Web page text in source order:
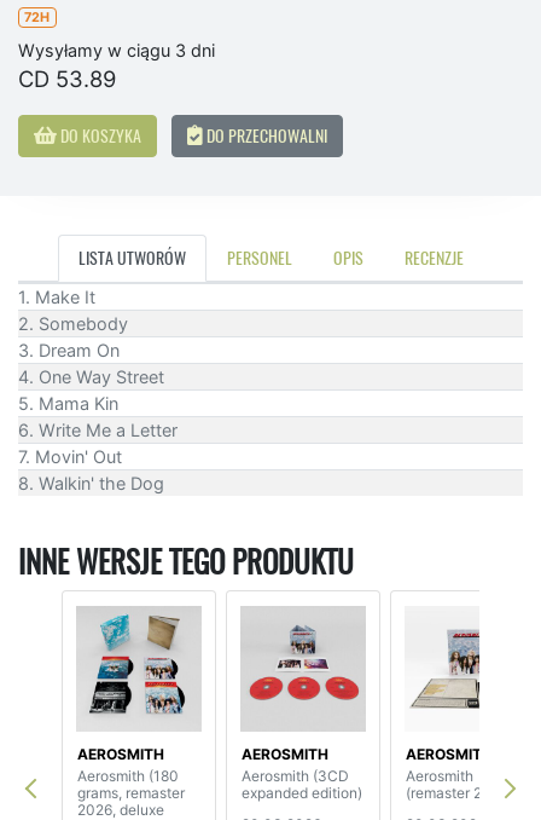
72H
Wysyłamy w ciągu 3 dni
CD 53.89
DO KOSZYKA DO PRZECHOWALNI
LISTA UTWORÓW PERSONEL OPIS RECENZJE
1. Make It
2. Somebody
3. Dream On
4. One Way Street
5. Mama Kin
6. Write Me a Letter
7. Movin' Out
8. Walkin' the Dog
INNE WERSJE TEGO PRODUKTU
AEROSMITH
Aerosmith (180
grams, remaster
2026, deluxe
AEROSMITH
Aerosmith (3CD
expanded edition)
AEROSMITH
Aerosmith
(remaster 2026)